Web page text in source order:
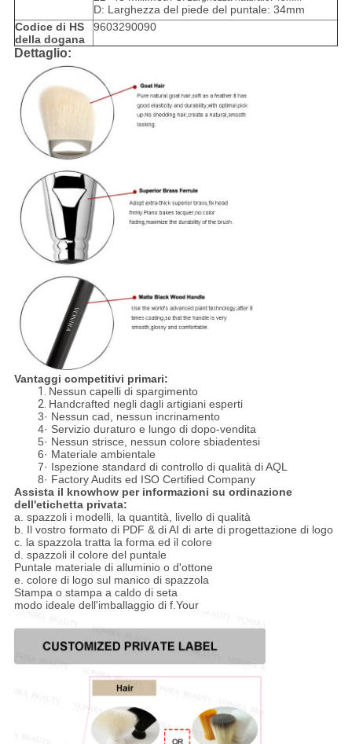
D: Larghezza del piede del puntale: 34mm
Codice di HS
della dogana
9603290090
Dettaglio:
Vantaggi competitivi primari:
1. Nessun capelli di spargimento
2. Handcrafted negli dagli artigiani esperti
3· Nessun cad, nessun incrinamento
4· Servizio duraturo e lungo di dopo-vendita
5· Nessun strisce, nessun colore sbiadentesi
6· Materiale ambientale
7· Ispezione standard di controllo di qualità di AQL
8· Factory Audits ed ISO Certified Company
Assista il knowhow per informazioni su ordinazione
dell'etichetta privata:
a. spazzoli i modelli, la quantità, livello di qualità
b. Il vostro formato di PDF & di AI di arte di progettazione di logo
c. la spazzola tratta la forma ed il colore
d. spazzoli il colore del puntale
Puntale materiale di alluminio o d'ottone
e. colore di logo sul manico di spazzola
Stampa o stampa a caldo di seta
modo ideale dell'imballaggio di f.Your